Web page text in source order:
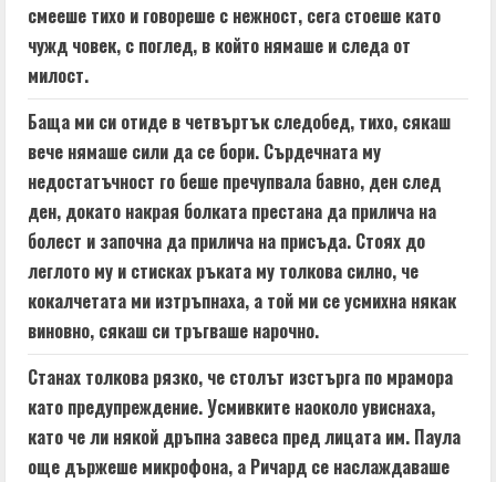
смееше тихо и говореше с нежност, сега стоеше като
чужд човек, с поглед, в който нямаше и следа от
милост.
Баща ми си отиде в четвъртък следобед, тихо, сякаш
вече нямаше сили да се бори. Сърдечната му
недостатъчност го беше пречупвала бавно, ден след
ден, докато накрая болката престана да прилича на
болест и започна да прилича на присъда. Стоях до
леглото му и стисках ръката му толкова силно, че
кокалчетата ми изтръпнаха, а той ми се усмихна някак
виновно, сякаш си тръгваше нарочно.
Станах толкова рязко, че столът изстърга по мрамора
като предупреждение. Усмивките наоколо увиснаха,
като че ли някой дръпна завеса пред лицата им. Паула
още държеше микрофона, а Ричард се наслаждаваше